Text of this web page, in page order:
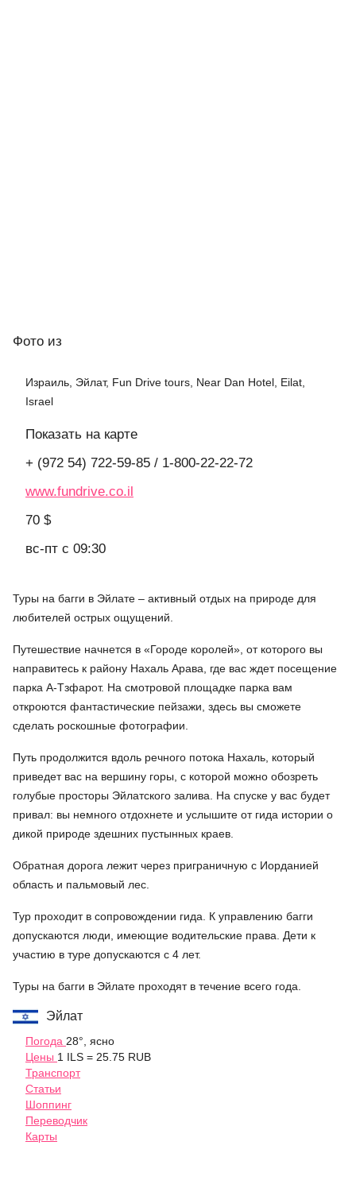
Фото из
Израиль, Эйлат, Fun Drive tours, Near Dan Hotel, Eilat,
Israel
Показать на карте
+ (972 54) 722-59-85 / 1-800-22-22-72
www.fundrive.co.il
70 $
вс-пт с 09:30
Туры на багги в Эйлате – активный отдых на природе для
любителей острых ощущений.
Путешествие начнется в «Городе королей», от которого вы
направитесь к району Нахаль Арава, где вас ждет посещение
парка А-Тзфарот. На смотровой площадке парка вам
откроются фантастические пейзажи, здесь вы сможете
сделать роскошные фотографии.
Путь продолжится вдоль речного потока Нахаль, который
приведет вас на вершину горы, с которой можно обозреть
голубые просторы Эйлатского залива. На спуске у вас будет
привал: вы немного отдохнете и услышите от гида истории о
дикой природе здешних пустынных краев.
Обратная дорога лежит через приграничную с Иорданией
область и пальмовый лес.
Тур проходит в сопровождении гида. К управлению багги
допускаются люди, имеющие водительские права. Дети к
участию в туре допускаются с 4 лет.
Туры на багги в Эйлате проходят в течение всего года.
Эйлат
Погода 28°, ясно
Цены 1 ILS = 25.75 RUB
Транспорт
Статьи
Шоппинг
Переводчик
Карты